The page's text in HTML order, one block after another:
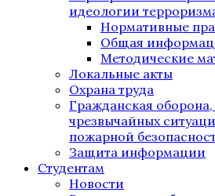
идеологии
Нормативные
Общая
Методические
Локальные акты
Охрана труда
Гражданская
чрезвычайных
пожарной
Защита информации
Студентам
Новости